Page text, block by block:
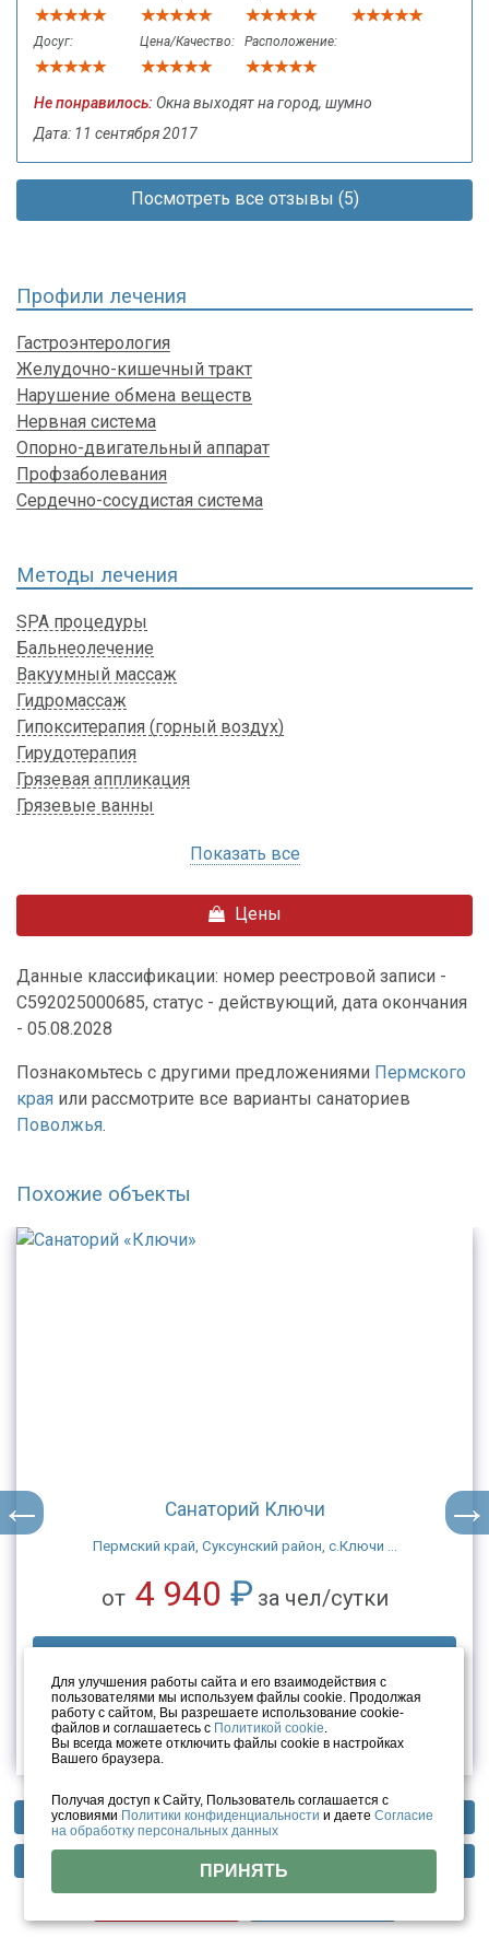
Профили лечения Фотогалерея Отзывы
Досуг: Цена/Качество: Расположение:
Не понравилось: Окна выходят на город, шумно
Дата: 11 сентября 2017
Посмотреть все отзывы (5)
Профили лечения
Гастроэнтерология
Желудочно-кишечный тракт
Нарушение обмена веществ
Нервная система
Опорно-двигательный аппарат
Профзаболевания
Сердечно-сосудистая система
Методы лечения
SPA процедуры
Бальнеолечение
Вакуумный массаж
Гидромассаж
Гипокситерапия (горный воздух)
Гирудотерапия
Грязевая аппликация
Грязевые ванны
Показать все
Цены
Данные классификации: номер реестровой записи -
С592025000685, статус - действующий, дата окончания
- 05.08.2028
Познакомьтесь с другими предложениями Пермского
края или рассмотрите все варианты санаториев
Поволжья.
Похожие объекты
Санаторий Ключи
Пермский край, Суксунский район, с.Ключи ...
от 4 940 ₽ за чел/сутки
4.8/ 5 (14 отзывов)
Похожие по профилю лечения санатории
Перми
Для улучшения работы сайта и его взаимодействия с
пользователями мы используем файлы cookie. Продолжая
работу с сайтом, Вы разрешаете использование cookie-
файлов и соглашаетесь с Политикой cookie.
Вы всегда можете отключить файлы cookie в настройках
Вашего браузера.
Получая доступ к Сайту, Пользователь соглашается с
условиями Политики конфиденциальности и даетеСогласие
на обработку персональных данных
ПРИНЯТЬ